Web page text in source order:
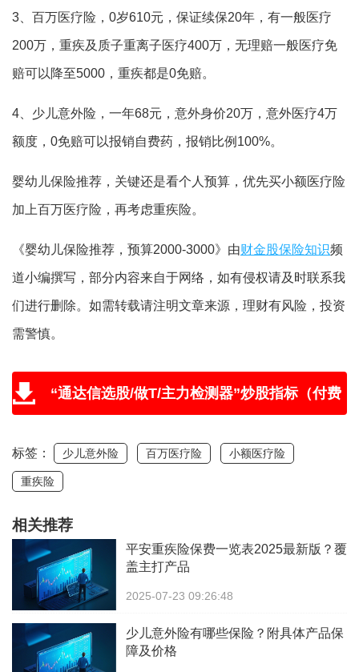
3、百万医疗险，0岁610元，保证续保20年，有一般医疗
200万，重疾及质子重离子医疗400万，无理赔一般医疗免
赔可以降至5000，重疾都是0免赔。
4、少儿意外险，一年68元，意外身价20万，意外医疗4万
额度，0免赔可以报销自费药，报销比例100%。
婴幼儿保险推荐，关键还是看个人预算，优先买小额医疗险
加上百万医疗险，再考虑重疾险。
《婴幼儿保险推荐，预算2000-3000》由财金股保险知识频
道小编撰写，部分内容来自于网络，如有侵权请及时联系我
们进行删除。如需转载请注明文章来源，理财有风险，投资
需警慎。
“通达信选股/做T/主力检测器”炒股指标（付费
标签： 少儿意外险 百万医疗险 小额医疗险
重疾险
相关推荐
平安重疾险保费一览表2025最新版？覆
盖主打产品
2025-07-23 09:26:48
少儿意外险有哪些保险？附具体产品保
障及价格